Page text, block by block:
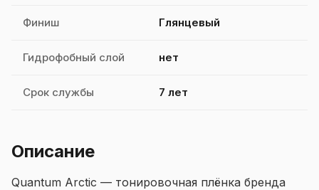
Финиш Глянцевый
Гидрофобный слой нет
Срок службы 7 лет
Описание
Quantum Arctic — тонировочная плёнка бренда